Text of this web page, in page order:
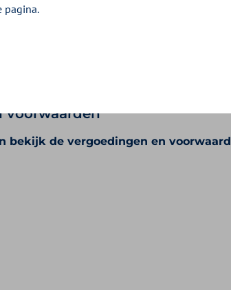
voorwaarden
bekijk de vergoedingen en
pagina.